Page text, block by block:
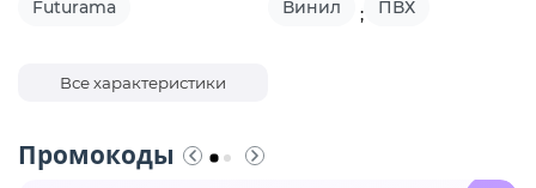
Futurama Винил ; ПВХ
Все характеристики
Промокоды